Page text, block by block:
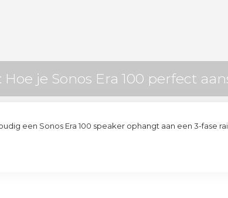
Hoe je Sonos Era 100 perfect
een Sonos Era 100 speaker ophangt aan een 3-fase